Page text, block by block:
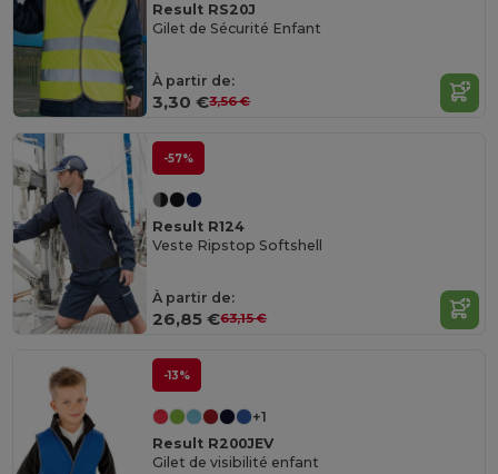
Result RS20J
Gilet de Sécurité Enfant
À partir de:
3,30 €3,56 €
-57%
Result R124
Veste Ripstop Softshell
À partir de:
26,85 €63,15 €
-13%
+1
Result R200JEV
Gilet de visibilité enfant